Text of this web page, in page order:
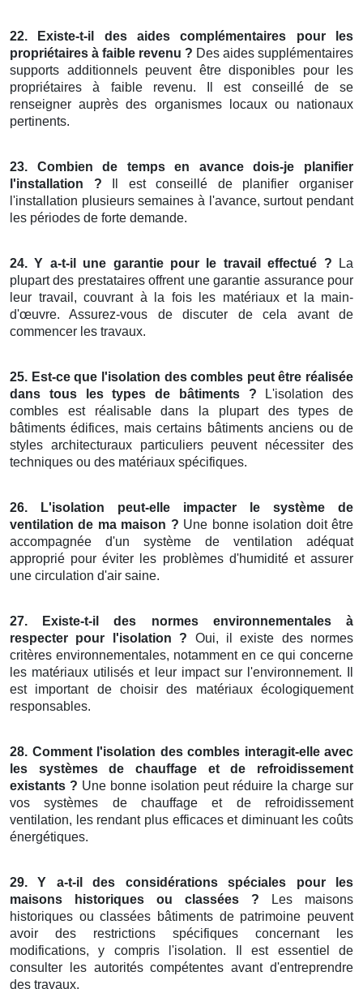
22. Existe-t-il des aides complémentaires pour les
propriétaires à faible revenu ? Des aides supplémentaires
supports additionnels peuvent être disponibles pour les
propriétaires à faible revenu. Il est conseillé de se
renseigner auprès des organismes locaux ou nationaux
pertinents.
23. Combien de temps en avance dois-je planifier
l'installation ? Il est conseillé de planifier organiser
l'installation plusieurs semaines à l'avance, surtout pendant
les périodes de forte demande.
24. Y a-t-il une garantie pour le travail effectué ? La
plupart des prestataires offrent une garantie assurance pour
leur travail, couvrant à la fois les matériaux et la main-
d'œuvre. Assurez-vous de discuter de cela avant de
commencer les travaux.
25. Est-ce que l'isolation des combles peut être réalisée
dans tous les types de bâtiments ? L'isolation des
combles est réalisable dans la plupart des types de
bâtiments édifices, mais certains bâtiments anciens ou de
styles architecturaux particuliers peuvent nécessiter des
techniques ou des matériaux spécifiques.
26. L'isolation peut-elle impacter le système de
ventilation de ma maison ? Une bonne isolation doit être
accompagnée d'un système de ventilation adéquat
approprié pour éviter les problèmes d'humidité et assurer
une circulation d'air saine.
27. Existe-t-il des normes environnementales à
respecter pour l'isolation ? Oui, il existe des normes
critères environnementales, notamment en ce qui concerne
les matériaux utilisés et leur impact sur l'environnement. Il
est important de choisir des matériaux écologiquement
responsables.
28. Comment l'isolation des combles interagit-elle avec
les systèmes de chauffage et de refroidissement
existants ? Une bonne isolation peut réduire la charge sur
vos systèmes de chauffage et de refroidissement
ventilation, les rendant plus efficaces et diminuant les coûts
énergétiques.
29. Y a-t-il des considérations spéciales pour les
maisons historiques ou classées ? Les maisons
historiques ou classées bâtiments de patrimoine peuvent
avoir des restrictions spécifiques concernant les
modifications, y compris l'isolation. Il est essentiel de
consulter les autorités compétentes avant d'entreprendre
des travaux.